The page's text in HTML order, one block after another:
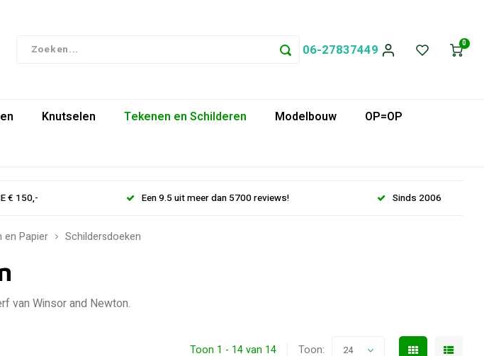
06-27837449 0
Knutselen Tekenen en Schilderen Modelbouw
OP=OP
€ 150,- Een 9.5 uit meer dan 5700 reviews! Sinds 2006
en Papier Schildersdoeken
van Winsor and Newton.
Toon 1 - 14 van 14 Toon: 24